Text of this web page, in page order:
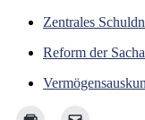
Zentrales
Reform der